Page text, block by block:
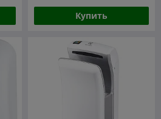
Купить